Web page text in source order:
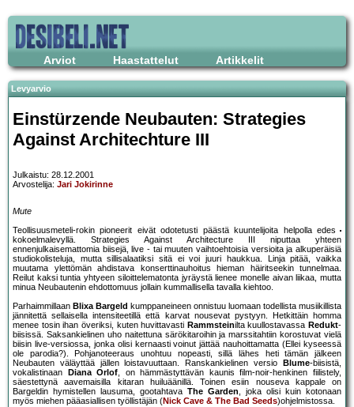
Arviot Haastattelut Artikkelit
Levyarvio
Einstürzende Neubauten: Strategies
Against Architechture III
Julkaistu: 28.12.2001
Arvostelija: Jari Jokirinne
Mute
Teollisuusmeteli-rokin pioneerit eivät odotetusti päästä kuuntelijoita helpolla edes
kokoelmalevyllä. Strategies Against Architecture III niputtaa yhteen
ennenjulkaisemattomia biisejä, live - tai muuten vaihtoehtoisia versioita ja alkuperäisiä
studiokolisteluja, mutta sillisalaatiksi sitä ei voi juuri haukkua. Linja pitää, vaikka
muutama ylettömän ahdistava konserttinauhoitus hieman häiritseekin tunnelmaa.
Reilut kaksi tuntia yhtyeen siloittelematonta jyräystä lienee monelle aivan liikaa, mutta
minua Neubautenin ehdottomuus jollain kummallisella tavalla kiehtoo.
Parhaimmillaan Blixa Bargeld kumppaneineen onnistuu luomaan todellista musiikillista
jännitettä sellaisella intensiteetillä että karvat nousevat pystyyn. Hetkittäin homma
menee tosin ihan överiksi, kuten huvittavasti Rammsteinilta kuullostavassa Redukt-
biisissä. Saksankielinen uho naitettuna särökitaroihin ja marssitahtiin korostuvat vielä
biisin live-versiossa, jonka olisi kernaasti voinut jättää nauhoittamatta (Ellei kyseessä
ole parodia?). Pohjanoteeraus unohtuu nopeasti, sillä lähes heti tämän jälkeen
Neubauten väläyttää jällen loistavuuttaan. Ranskankielinen versio
Blume-biisistä,
vokalistinaan
Diana Orlof, on hämmästyttävän kaunis film-noir-henkinen fiilistely,
säestettynä aavemaisilla kitaran huiluäänillä. Toinen esiin nouseva kappale on
Bargeldin hymistellen lausuma, gootahtava The Garden, joka olisi kuin kotonaan
myös miehen pääasiallisen työllistäjän (Nick Cave & The Bad Seeds)ohjelmistossa.